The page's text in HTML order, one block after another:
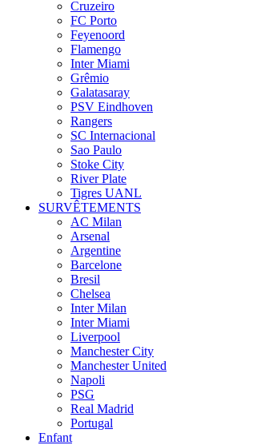
Cruzeiro
FC Porto
Feyenoord
Flamengo
Inter Miami
Grêmio
Galatasaray
PSV Eindhoven
Rangers
SC Internacional
Sao Paulo
Stoke City
River Plate
Tigres UANL
SURVÊTEMENTS
AC Milan
Arsenal
Argentine
Barcelone
Bresil
Chelsea
Inter Milan
Inter Miami
Liverpool
Manchester City
Manchester United
Napoli
PSG
Real Madrid
Portugal
Enfant